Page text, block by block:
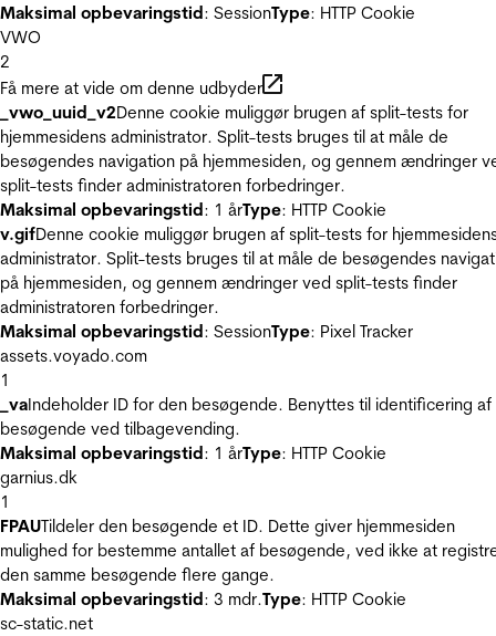
Maksimal opbevaringstid: SessionType: HTTP Cookie
VWO
2
Få mere at vide om denne udbyder
_vwo_uuid_v2Denne cookie muliggør brugen af split-tests for
hjemmesidens administrator. Split-tests bruges til at måle de
besøgendes navigation på hjemmesiden, og gennem ændringer
split-tests finder administratoren forbedringer.
Maksimal opbevaringstid: 1 årType: HTTP Cookie
v.gifDenne cookie muliggør brugen af split-tests for
administrator. Split-tests bruges til at måle de besøgendes
på hjemmesiden, og gennem ændringer ved split-tests finder
administratoren forbedringer.
Maksimal opbevaringstid: SessionType: Pixel Tracker
assets.voyado.com
1
_vaIndeholder ID for den besøgende. Benyttes til identificering af
besøgende ved tilbagevending.
Maksimal opbevaringstid: 1 årType: HTTP Cookie
garnius.dk
1
FPAUTildeler den besøgende et ID. Dette giver hjemmesiden
mulighed for bestemme antallet af besøgende, ved ikke at
den samme besøgende flere gange.
Maksimal opbevaringstid: 3 mdr.Type: HTTP Cookie
sc-static.net